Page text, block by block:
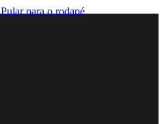
Pular para o rodapé